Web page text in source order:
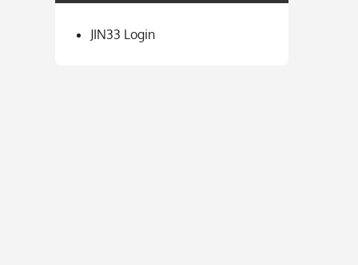
JIN33 Login